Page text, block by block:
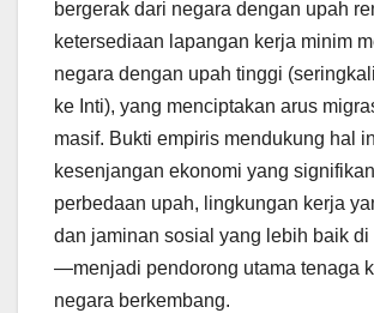
bergerak dari negara dengan upah
ketersediaan lapangan kerja minim
negara dengan upah tinggi
ke Inti), yang menciptakan arus
masif. Bukti empiris mendukung hal
kesenjangan ekonomi yang
perbedaan upah, lingkungan kerja
dan jaminan sosial yang lebih baik di
—menjadi pendorong utama tenaga
negara berkembang.